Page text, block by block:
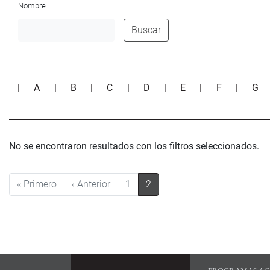
Nombre
Buscar
|A B C D E F G
No se encontraron resultados con los filtros seleccionados.
Paginación
« PrimeroPrimera página
‹ AnteriorPágina anterior
1 2